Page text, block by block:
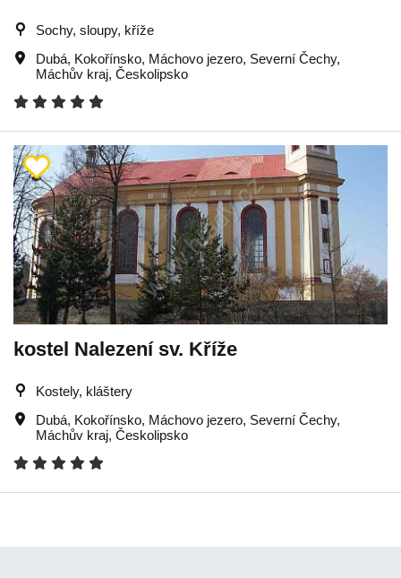
Sochy, sloupy, kříže
Dubá, Kokořínsko, Máchovo jezero, Severní Čechy,
Máchův kraj, Českolipsko
kostel Nalezení sv. Kříže
Kostely, kláštery
Dubá, Kokořínsko, Máchovo jezero, Severní Čechy,
Máchův kraj, Českolipsko